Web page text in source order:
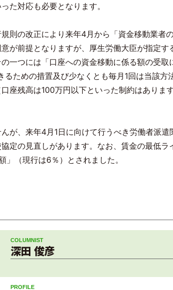
た対応も必要となります。
則の改正により来年4月から「資金移動業者
が前提となりますが、厚生労働大臣が指定
一つには「口座への資金移動に係る額の受
るための措置及び少なくとも毎月 1回は当該方
座残高は100万円以下といった制約はありま
が、来年4月 1日に向けて行うべき労働者派
定の見直しがあります。なお、賃金の最低
」（現行は6 ％）とされました。
深田 俊彦